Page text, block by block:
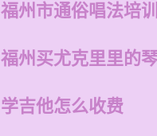
福州市通俗唱法培
福州买尤克里里的
学吉他怎么收费